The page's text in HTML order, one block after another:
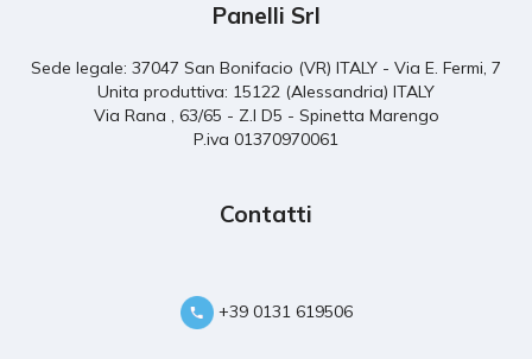
Panelli Srl
Sede legale: 37047 San Bonifacio (VR) ITALY - Via E. Fermi, 7
Unita produttiva: 15122 (Alessandria) ITALY
Via Rana , 63/65 - Z.I D5 - Spinetta Marengo
P.iva 01370970061
Contatti
+39 0131 619506